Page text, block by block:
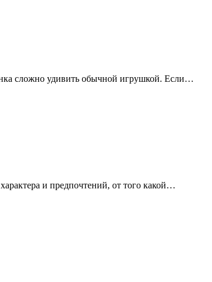
сложно удивить обычной игрушкой. Если…
и предпочтений, от того какой…